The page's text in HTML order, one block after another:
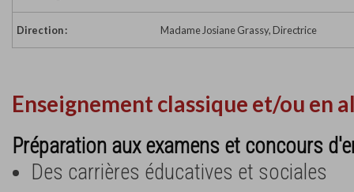
Direction : Madame Josiane Grassy, Directrice
Enseignement classique et/ou en
Préparation aux examens et concours
Des carrières éducatives et sociales